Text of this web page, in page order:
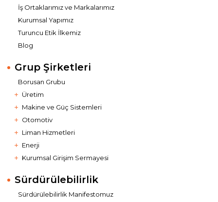
İş Ortaklarımız ve Markalarımız
Kurumsal Yapımız
Turuncu Etik İlkemiz
Blog
Grup Şirketleri
Borusan Grubu
Üretim
Makine ve Güç Sistemleri
Otomotiv
Liman Hizmetleri
Enerji
Kurumsal Girişim Sermayesi
Sürdürülebilirlik
Sürdürülebilirlik Manifestomuz